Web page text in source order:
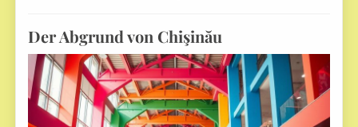
Der Abgrund von Chişinău